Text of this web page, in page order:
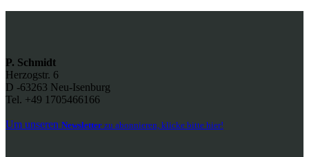
P. Schmidt
Herzogstr. 6
D -63263 Neu-Isenburg
Tel. +49 1705466166
Um unseren Newsletter zu abonnieren, klicke bitte hier!